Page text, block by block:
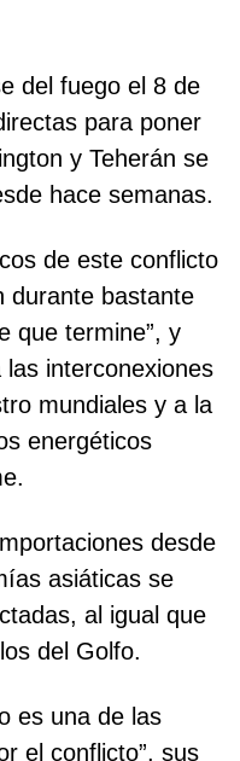
del fuego el 8 de
para poner
y Teherán se
hace semanas.
de este conflicto
durante bastante
que termine”, y
interconexiones
mundiales y a la
energéticos
desde
asiáticas se
al igual que
del Golfo.
es una de las
el conflicto”, sus